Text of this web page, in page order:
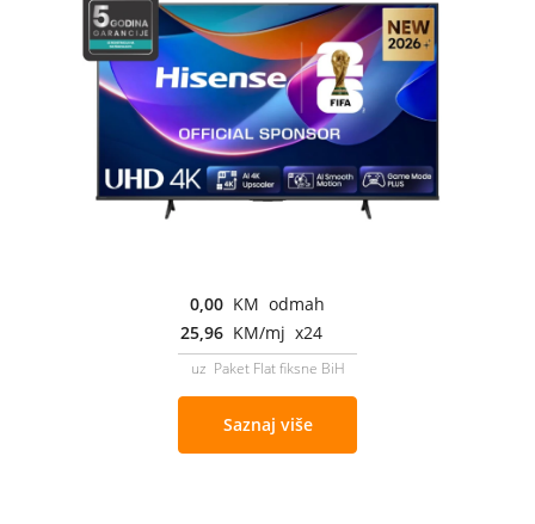
0,00 KM odmah
25,96 KM/mj x24
uz Paket Flat fiksne BiH
Saznaj više